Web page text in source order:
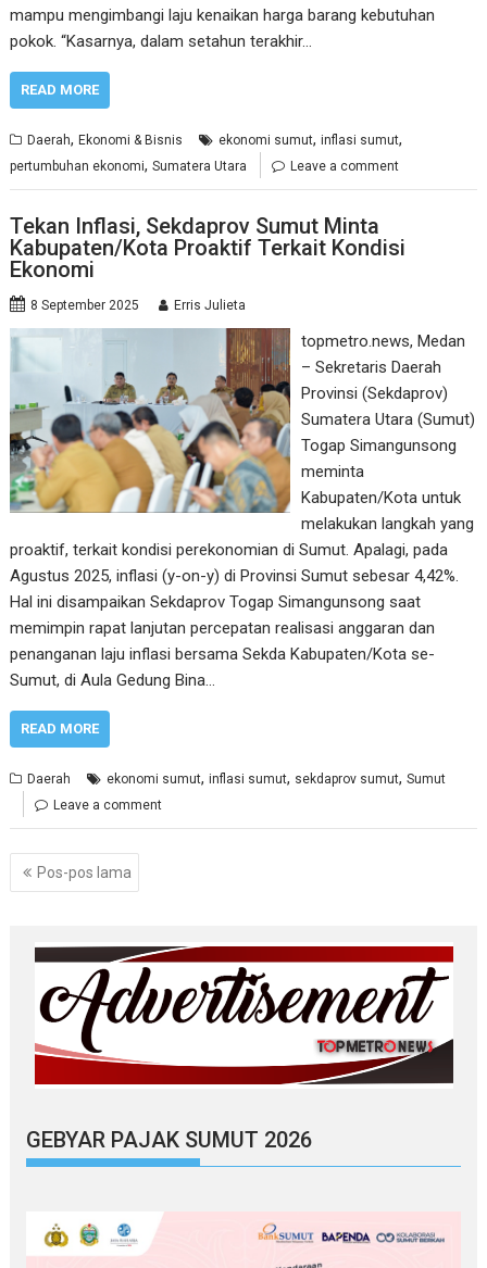
mampu mengimbangi laju kenaikan harga barang kebutuhan
pokok. “Kasarnya, dalam setahun terakhir…
READ MORE
Daerah,Ekonomi & Bisnis ekonomi sumut,inflasi sumut,
pertumbuhan ekonomi,Sumatera Utara Leave a comment
Tekan Inflasi, Sekdaprov Sumut Minta
Kabupaten/Kota Proaktif Terkait Kondisi
Ekonomi
8 September 2025 Erris Julieta
topmetro.news, Medan
– Sekretaris Daerah
Provinsi (Sekdaprov)
Sumatera Utara (Sumut)
Togap Simangunsong
meminta
Kabupaten/Kota untuk
melakukan langkah yang
proaktif, terkait kondisi perekonomian di Sumut. Apalagi, pada
Agustus 2025, inflasi (y-on-y) di Provinsi Sumut sebesar 4,42%.
Hal ini disampaikan Sekdaprov Togap Simangunsong saat
memimpin rapat lanjutan percepatan realisasi anggaran dan
penanganan laju inflasi bersama Sekda Kabupaten/Kota se-
Sumut, di Aula Gedung Bina…
READ MORE
Daerah ekonomi sumut,inflasi sumut, sekdaprov sumut,Sumut
Leave a comment
Navigasi
pos
Pos-pos lama
GEBYAR PAJAK SUMUT 2026